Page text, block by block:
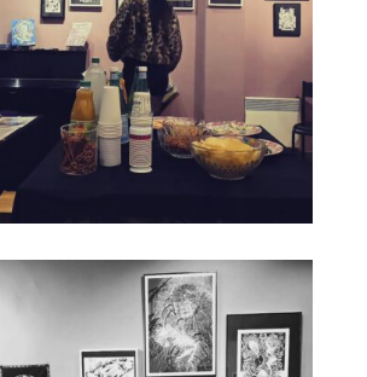
et de fabrication des ouvrages
bout en bout, et façonnés à la mano).
plus qu’un excentrisme ou
d’être plus qu’une niche
devient pressante :EpOx et
pas, l’élément se fond au creux de
sous la forme d’une collection qui
catalogue et accueillera d’autres
La Main Qui Cale, quant à elle,
autre forme d’ouvrage (de la revue
(suivant l’humeur) à la
qui saura intriquer à ses images, la